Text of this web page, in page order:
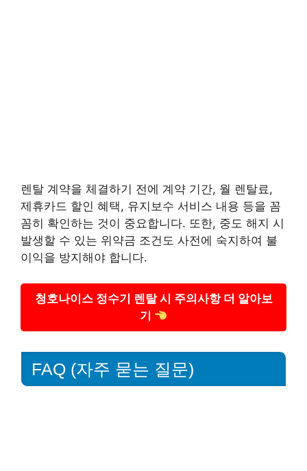
렌탈 계약을 체결하기 전에 계약 기간, 월 렌탈료,
제휴카드 할인 혜택, 유지보수 서비스 내용 등을 꼼
꼼히 확인하는 것이 중요합니다. 또한, 중도 해지 시
발생할 수 있는 위약금 조건도 사전에 숙지하여 불
이익을 방지해야 합니다.
청호나이스 정수기 렌탈 시 주의사항 더 알아보
기
FAQ (자주 묻는 질문)